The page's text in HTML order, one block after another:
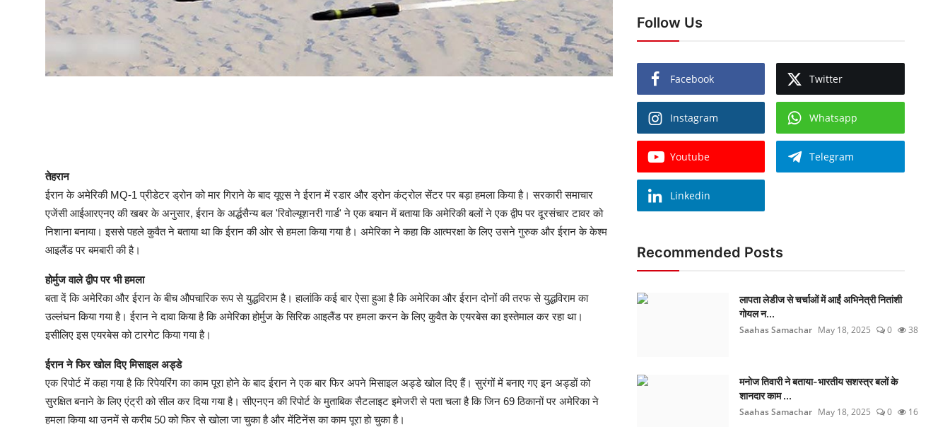
तेहरान
ईरान के अमेरिकी MQ-1 प्रीडेटर ड्रोन को मार गिराने के बाद यूएस ने ईरान में रडार और ड्रोन कंट्रोल सेंटर पर बड़ा हमला किया है। सरकारी समाचार
एजेंसी आईआरएनए की खबर के अनुसार, ईरान के अर्द्धसैन्य बल 'रिवोल्यूशनरी गार्ड' ने एक बयान में बताया कि अमेरिकी बलों ने एक द्वीप पर दूरसंचार टावर को
निशाना बनाया। इससे पहले कुवैत ने बताया था कि ईरान की ओर से हमला किया गया है। अमेरिका ने कहा कि आत्मरक्षा के लिए उसने गुरुक और ईरान के केश्म
आइलैंड पर बमबारी की है।
होर्मुज वाले द्वीप पर भी हमला
बता दें कि अमेरिका और ईरान के बीच औपचारिक रूप से युद्धविराम है। हालांकि कई बार ऐसा हुआ है कि अमेरिका और ईरान दोनों की तरफ से युद्धविराम का
उल्लंघन किया गया है। ईरान ने दावा किया है कि अमेरिका होर्मुज के सिरिक आइलैंड पर हमला करन के लिए कुवैत के एयरबेस का इस्तेमाल कर रहा था।
इसीलिए इस एयरबेस को टारगेट किया गया है।
ईरान ने फिर खोल दिए मिसाइल अड्डे
एक रिपोर्ट में कहा गया है कि रिपेयरिंग का काम पूरा होने के बाद ईरान ने एक बार फिर अपने मिसाइल अड्डे खोल दिए हैं। सुरंगों में बनाए गए इन अड्डों को
सुरक्षित बनाने के लिए एंट्री को सील कर दिया गया है। सीएनएन की रिपोर्ट के मुताबिक सैटलाइट इमेजरी से पता चला है कि जिन 69 ठिकानों पर अमेरिका ने
हमला किया था उनमें से करीब 50 को फिर से खोला जा चुका है और मेंटिनेंस का काम पूरा हो चुका है।
Follow Us
Facebook Twitter
Instagram Whatsapp
Youtube Telegram
Linkedin
Recommended Posts
लापता लेडीज से चर्चाओं में आईं अभिनेत्री नितांशी
गोयल न...
Saahas Samachar May 18, 2025 0 38
मनोज तिवारी ने बताया-भारतीय सशस्त्र बलों के
शानदार काम ...
Saahas Samachar May 18, 2025 0 16